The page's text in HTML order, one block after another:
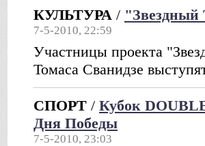
КУЛЬТУРА /
7-5-2010, 22:59
Участницы проекта
Томаса Сванидзе
СПОРТ / Кубок
Дня Победы
7-5-2010, 23:03